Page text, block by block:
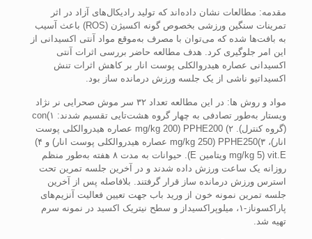
مقدمه: مطالعات نشان داده‌اند که تولید رادیکال‌های آزاد در اثر
تمرینات سنگین ورزشی بخصوص گونه اکسیژن (ROS) باعث آسیب
به بافت‌ها شده که می‌توان با مصرف به‌موقع مواد آنتی اکسیدانی از
این امر جلوگیری کرد. هدف مطالعه حاضر بررسی اثرات آنتی
اکسیدانی عصاره هیدروالکلی پوست انار بر کاهش اثرات تنش
اکسیداتیو ناشی از یک جلسه ورزش درمانده ساز بود.
مواد و روش ­ها: در این مطالعه تعداد ۳۲ سر موش صحرایی نر نژاد
ویستار به‌طور تصادفی به چهار گروه هشت‌تایی تقسیم شدند: ۱)con
(گروه کنترل). ۲) PPHE200 (mg/kg 200 عصاره هیدروالکلی پوست
انار)، ۳)PPHE250 (mg/kg 250 عصاره هیدروالکلی پوست انار) و ۴)
vit.E (mg/kg 5 ویتامین E). حیوانات به مدت ۸ هفته به‌طور منظم
روزانه یک ساعت ورزش داده شدند و در آخرین جلسه تمرین تحت
استرس ورزش درمانده ساز قرار گرفتند. بلافاصله پس از آخرین
جلسه تمرین نمونه خون از ورید باب جهت تعیین فعالیت آنزیم‌های
پاراکسوناز-۱، میلوپراکسیداز و سطح نیتریک اکسید در نمونه سرم
تهیه شد.